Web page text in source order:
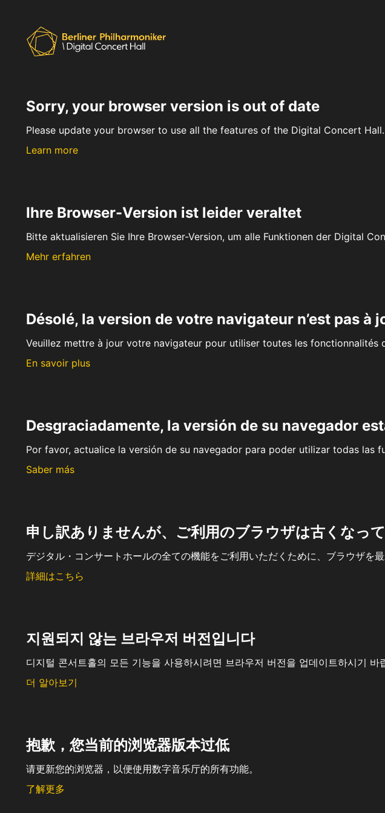
Sorry, your browser version is out of date
Please update your browser to use all the features of the Digital Concert Hall.
Learn more
Ihre Browser-Version ist leider veraltet
Bitte aktualisieren Sie Ihre Browser-Version, um alle Funktionen der Digital
Mehr erfahren
Désolé, la version de votre navigateur n’est pas à
Veuillez mettre à jour votre navigateur pour utiliser toutes les fonctionnalités
En savoir plus
Desgraciadamente, la versión de su navegador
Por favor, actualice la versión de su navegador para poder utilizar todas las
Saber más
申し訳ありませんが、ご利用のブラウザは古くなっ
デジタル・コンサートホールの全ての機能をご利用いただくために、ブラウザを最
詳細はこちら
지원되지 않는 브라우저 버전입니다
디지털 콘서트홀의 모든 기능을 사용하시려면 브라우저 버전을 업데이트하시기 바
더 알아보기
抱歉，您当前的浏览器版本过低
请更新您的浏览器，以便使用数字音乐厅的所有功能。
了解更多